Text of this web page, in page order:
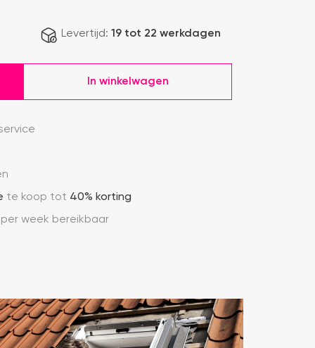
Levertijd: 19 tot 22 werkdagen
In winkelwagen
te koop tot 40% korting
week bereikbaar